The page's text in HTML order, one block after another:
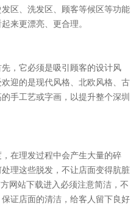
区、洗发区、顾客等候区等功能
来更漂亮、更合理。
，它必须是吸引顾客的设计风
迎的是现代风格、北欧风格、古
手工艺或字画，以提升整个深圳
在理发过程中会产生大量的碎
理这些脱发，不让店面变得肮脏
网站下载进入必须注意简洁，不
证店面的清洁，给客人留下良好